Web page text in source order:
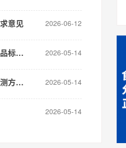
意见 2026-06-12
2026年4月食品安全国家标准食品接触材料产品标准制修订进度与概况 2026-05-14
2026年4月食品安全国家标准食品接触材料检测方法制修订进度与概况 2026-05-14
2026-05-14